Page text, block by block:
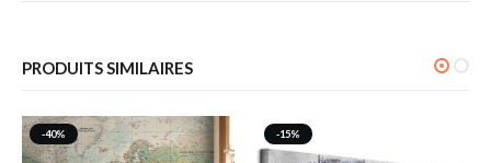
PRODUITS SIMILAIRES
-40% -15%